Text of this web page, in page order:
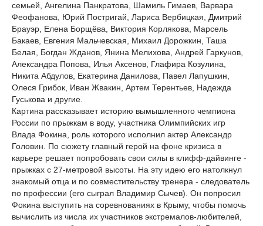
семьей, Ангелина Панкратова, Шамиль Гимаев, Варвара
Феофанова, Юрий Постригай, Лариса Вербицкая, Дмитрий
Брауэр, Елена Борщёва, Виктория Корлякова, Марсель
Бакаев, Евгения Мальчевская, Михаил Дорожкин, Таша
Белая, Богдан Жданов, Янина Мелихова, Андрей Гаркунов,
Александра Попова, Илья Аксенов, Глафира Козулина,
Никита Абдулов, Екатерина Данилова, Павел Лапушкин,
Олеся Грибок, Иван Жвакин, Артем Терентьев, Надежда
Гуськова и другие.
Картина рассказывает историю вымышленного чемпиона
России по прыжкам в воду, участника Олимпийских игр
Влада Фокина, роль которого исполнил актер Александр
Головин. По сюжету главный герой на фоне кризиса в
карьере решает попробовать свои силы в клифф-дайвинге -
прыжках с 27-метровой высоты. На эту идею его натолкнул
знакомый отца и по совместительству тренера - следователь
по профессии (его сыграл Владимир Сычев). Он попросил
Фокина выступить на соревнованиях в Крыму, чтобы помочь
вычислить из числа их участников экстремалов-любителей,